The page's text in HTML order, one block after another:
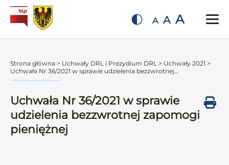
A A A
Strona główna > Uchwały DRL i Prezydium DRL > Uchwały 2021 >
Uchwała Nr 36/2021 w sprawie udzielenia bezzwrotnej...
Uchwała Nr 36/2021 w sprawie
udzielenia bezzwrotnej zapomogi
pieniężnej